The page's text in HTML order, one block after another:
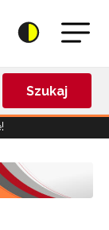
Szukaj